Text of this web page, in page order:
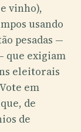
vinho),
usando
pesadas —
que exigiam
eleitorais
em
de
de